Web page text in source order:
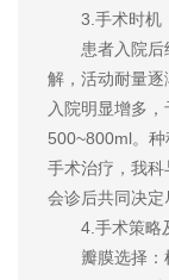
3.手术时机
患者入院后经
解，活动耐量
入院明显增多
500~800ml。
手术治疗，我
会诊后共同决定
4.手术策略
瓣膜选择：根